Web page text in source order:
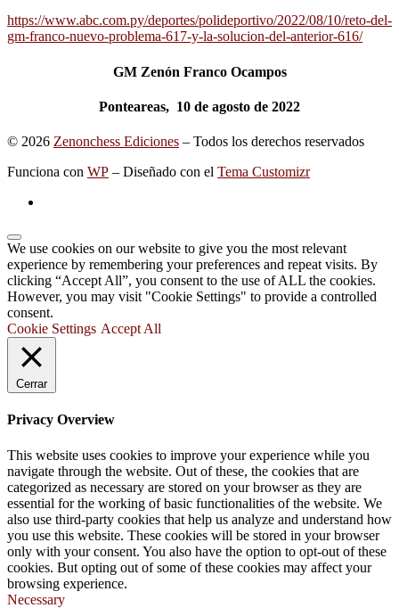
https://www.abc.com.py/deportes/polideportivo/2022/08/10/reto-del-
gm-franco-nuevo-problema-617-y-la-solucion-del-anterior-616/
GM Zenón Franco Ocampos
Ponteareas, 10 de agosto de 2022
© 2026 Zenonchess Ediciones – Todos los derechos reservados
Funciona con WP – Diseñado con el Tema Customizr
We use cookies on our website to give you the most relevant
experience by remembering your preferences and repeat visits. By
clicking “Accept All”, you consent to the use of ALL the cookies.
However, you may visit "Cookie Settings" to provide a controlled
consent.
Cookie Settings Accept All
Cerrar
Privacy Overview
This website uses cookies to improve your experience while you
navigate through the website. Out of these, the cookies that are
categorized as necessary are stored on your browser as they are
essential for the working of basic functionalities of the website. We
also use third-party cookies that help us analyze and understand how
you use this website. These cookies will be stored in your browser
only with your consent. You also have the option to opt-out of these
cookies. But opting out of some of these cookies may affect your
browsing experience.
Necessary